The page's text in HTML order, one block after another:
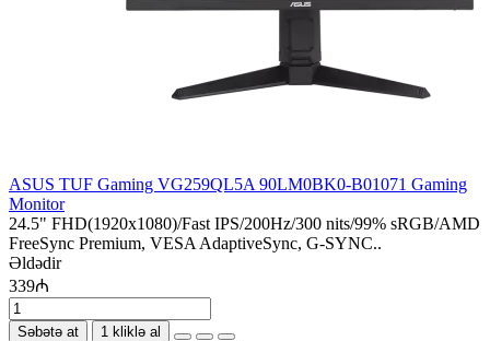
ASUS TUF Gaming VG259QL5A 90LM0BK0-B01071 Gaming
Monitor
24.5" FHD(1920x1080)/Fast IPS/200Hz/300 nits/99% sRGB/AMD
FreeSync Premium, VESA AdaptiveSync, G-SYNC..
Əldədir
339₼
Səbətə at 1 kliklə al